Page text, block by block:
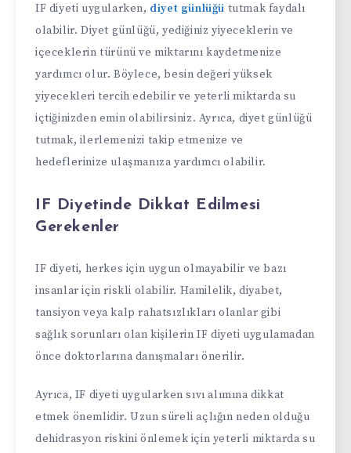
IF diyeti uygularken, diyet günlüğü tutmak faydalı
olabilir. Diyet günlüğü, yediğiniz yiyeceklerin ve
içeceklerin türünü ve miktarını kaydetmenize
yardımcı olur. Böylece, besin değeri yüksek
yiyecekleri tercih edebilir ve yeterli miktarda su
içtiğinizden emin olabilirsiniz. Ayrıca, diyet günlüğü
tutmak, ilerlemenizi takip etmenize ve
hedeflerinize ulaşmanıza yardımcı olabilir.
IF Diyetinde Dikkat Edilmesi
Gerekenler
IF diyeti, herkes için uygun olmayabilir ve bazı
insanlar için riskli olabilir. Hamilelik, diyabet,
tansiyon veya kalp rahatsızlıkları olanlar gibi
sağlık sorunları olan kişilerin IF diyeti uygulamadan
önce doktorlarına danışmaları önerilir.
Ayrıca, IF diyeti uygularken sıvı alımına dikkat
etmek önemlidir. Uzun süreli açlığın neden olduğu
dehidrasyon riskini önlemek için yeterli miktarda su